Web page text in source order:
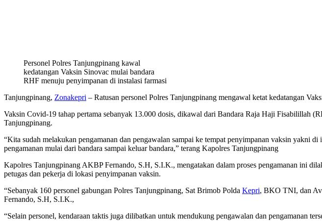
Personel Polres Tanjungpinang kawal
kedatangan Vaksin Sinovac mulai bandara
RHF menuju penyimpanan di instalasi farmasi
Tanjungpinang, Zonakepri – Ratusan personel Polres Tanjungpinang mengawal ketat kedatangan
Vaksin Covid-19 tahap pertama sebanyak 13.000 dosis, dikawal dari Bandara Raja Haji Fisabilillah
Tanjungpinang.
“Kita sudah melakukan pengamanan dan pengawalan sampai ke tempat penyimpanan vaksin yakni
pengamanan mulai dari bandara sampai keluar bandara,” terang Kapolres Tanjungpinang
Kapolres Tanjungpinang AKBP Fernando, S.H, S.I.K., mengatakan dalam proses pengamanan ini
petugas dan pekerja di lokasi penyimpanan vaksin.
“Sebanyak 160 personel gabungan Polres Tanjungpinang, Sat Brimob Polda Kepri, BKO TNI, dan
Fernando, S.H, S.I.K.,
“Selain personel, kendaraan taktis juga dilibatkan untuk mendukung pengawalan dan pengamanan